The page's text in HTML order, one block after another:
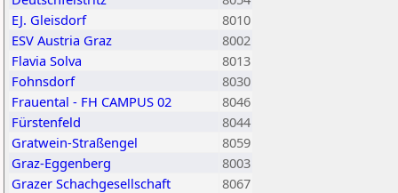
EJ. Gleisdorf
8010
ESV Austria Graz
8002
Flavia Solva
8013
Fohnsdorf
8030
Frauental - FH CAMPUS 02
8046
Fürstenfeld
8044
Gratwein-Straßengel
8059
Graz-Eggenberg
8003
Grazer Schachgesellschaft
8067